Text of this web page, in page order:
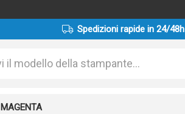
Spedizioni rapide in 24/48h